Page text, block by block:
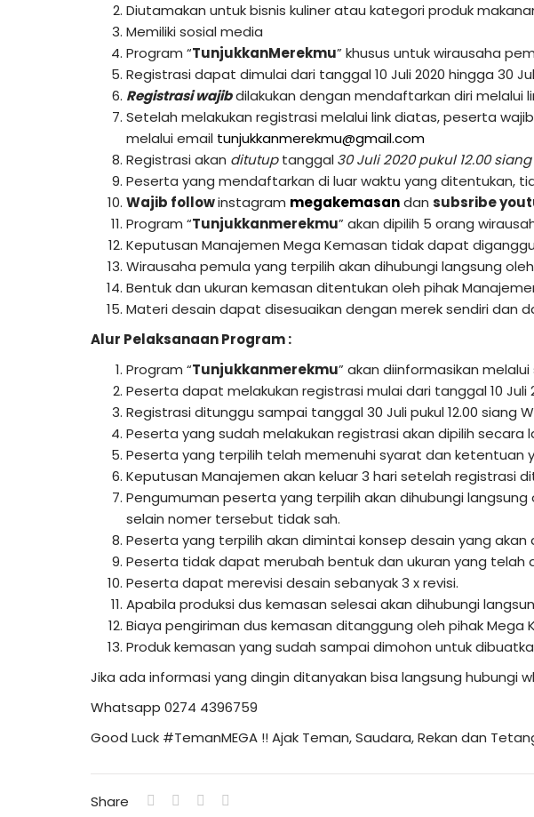
Diutamakan untuk bisnis kuliner atau kategori produk
Memiliki sosial media
Program “TunjukkanMerekmu” khusus untuk wirausaha
Registrasi dapat dimulai dari tanggal 10 Juli 2020 hingga 30
Registrasi wajibdilakukan dengan mendaftarkan diri melalui
Setelah melakukan registrasi melalui link diatas, peserta
melalui email tunjukkanmerekmu@gmail.com
Registrasi akan ditutuptanggal30 Juli 2020 pukul 12.00 siang
Peserta yang mendaftarkan di luar waktu yang ditentukan,
Wajib followinstagram megakemasandan subsribe
Program “Tunjukkanmerekmu” akan dipilih 5 orang
Keputusan Manajemen Mega Kemasan tidak dapat
Wirausaha pemula yang terpilih akan dihubungi langsung
Bentuk dan ukuran kemasan ditentukan oleh pihak
Materi desain dapat disesuaikan dengan merek sendiri dan
Alur Pelaksanaan Program :
Program “Tunjukkanmerekmu” akan diinformasikan
Peserta dapat melakukan registrasi mulai dari tanggal 10
Registrasi ditunggu sampai tanggal 30 Juli pukul 12.00 siang
Peserta yang sudah melakukan registrasi akan dipilih secara
Peserta yang terpilih telah memenuhi syarat dan ketentuan
Keputusan Manajemen akan keluar 3 hari setelah registrasi
Pengumuman peserta yang terpilih akan dihubungi
selain nomer tersebut tidak sah.
Peserta yang terpilih akan dimintai konsep desain yang
Peserta tidak dapat merubah bentuk dan ukuran yang telah
Peserta dapat merevisi desain sebanyak 3 x revisi.
Apabila produksi dus kemasan selesai akan dihubungi
Biaya pengiriman dus kemasan ditanggung oleh pihak Mega
Produk kemasan yang sudah sampai dimohon untuk
Jika ada informasi yang dingin ditanyakan bisa langsung hubungi
Whatsapp 0274 4396759
Good Luck #TemanMEGA !! Ajak Teman, Saudara, Rekan dan
Share